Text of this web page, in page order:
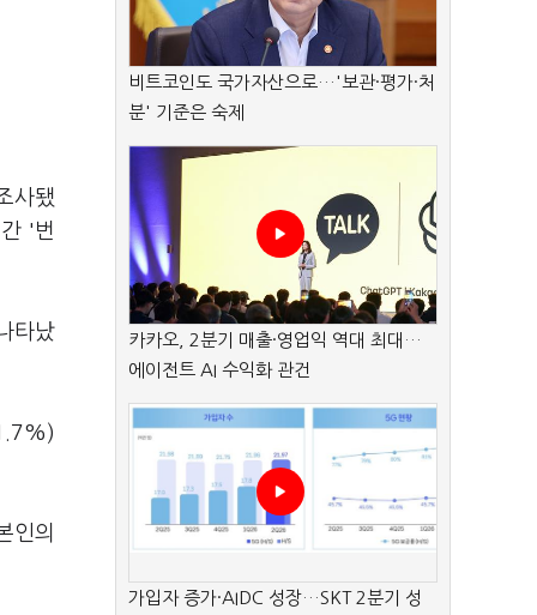
사됐
'번
타났
인의
비트코인도 국가자산으로…'보관·평가·처
분' 기준은 숙제
카카오, 2분기 매출·영업익 역대 최대…
에이전트 AI 수익화 관건
가입자 증가·AIDC 성장…SKT 2분기 성